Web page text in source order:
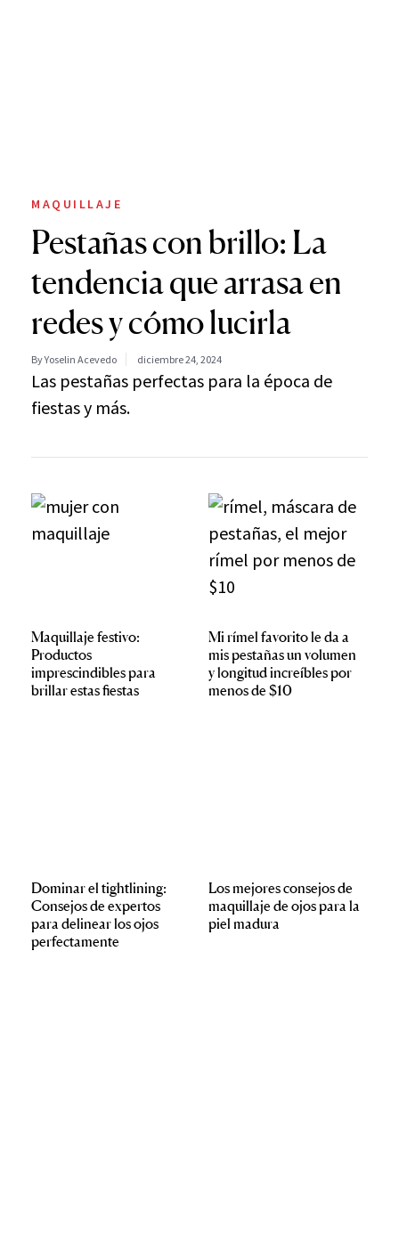
MAQUILLAJE
Pestañas con brillo: La
tendencia que arrasa en
redes y cómo lucirla
By Yoselin Acevedo diciembre 24, 2024
Las pestañas perfectas para la época de
fiestas y más.
Maquillaje festivo:
Productos
imprescindibles para
brillar estas fiestas
Mi rímel favorito le da a
mis pestañas un volumen
y longitud increíbles por
menos de $10
Dominar el tightlining:
Consejos de expertos
para delinear los ojos
perfectamente
Los mejores consejos de
maquillaje de ojos para la
piel madura